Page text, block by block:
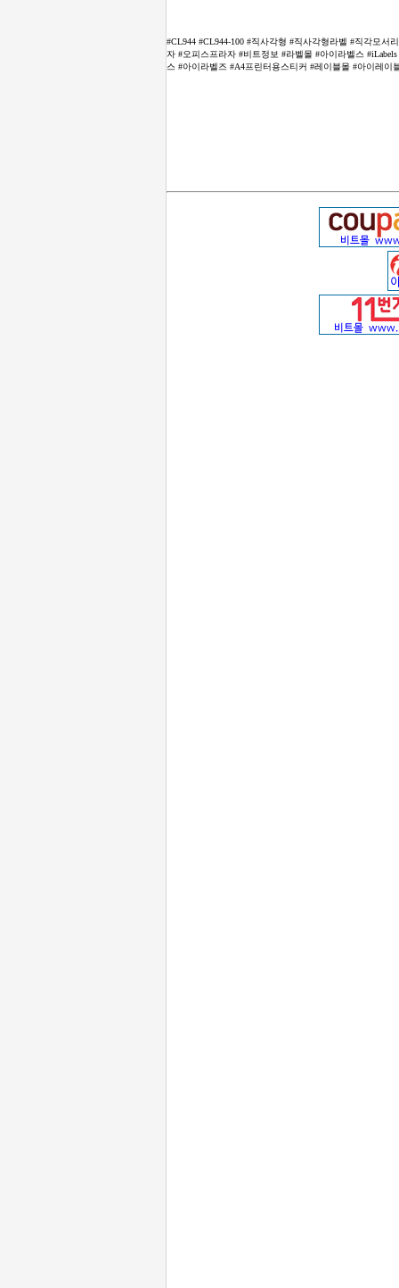
#CL944 #CL944-100 #직사각형 #직사각형라벨 #직각모
자 #오피스프라자 #비트정보 #라벨몰 #아이라벨스
스 #아이라벨즈 #A4프린터용스티커 #레이블몰 #아이레이